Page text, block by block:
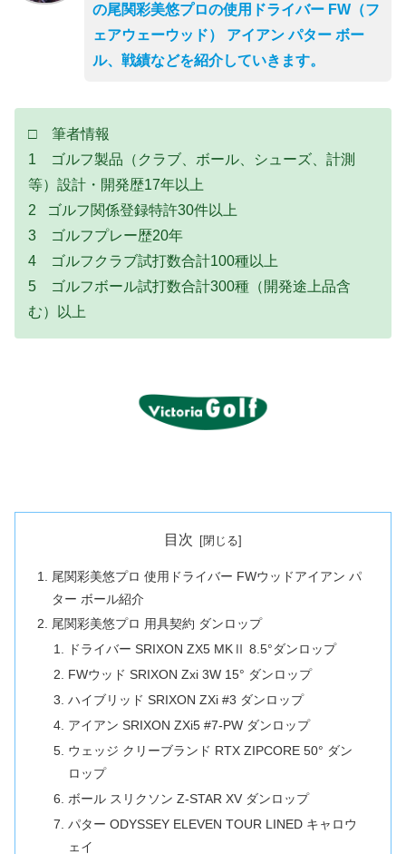
の尾関彩美悠プロの使用ドライバー FW（フ
ェアウェーウッド） アイアン パター ボー
ル、戦績などを紹介していきます。
□ 筆者情報
1 ゴルフ製品（クラブ、ボール、シューズ、計測
等）設計・開発歴17年以上
2 ゴルフ関係登録特許30件以上
3 ゴルフプレー歴20年
4 ゴルフクラブ試打数合計100種以上
5 ゴルフボール試打数合計300種（開発途上品含
む）以上
目次
尾関彩美悠プロ 使用ドライバー FWウッドアイアン パ
ター ボール紹介
尾関彩美悠プロ 用具契約 ダンロップ
ドライバー SRIXON ZX5 MKⅡ 8.5°ダンロップ
FWウッド SRIXON Zxi 3W 15° ダンロップ
ハイブリッド SRIXON ZXi #3 ダンロップ
アイアン SRIXON ZXi5 #7-PW ダンロップ
ウェッジ クリーブランド RTX ZIPCORE 50° ダン
ロップ
ボール スリクソン Z-STAR XV ダンロップ
パター ODYSSEY ELEVEN TOUR LINED キャロウ
ェイ